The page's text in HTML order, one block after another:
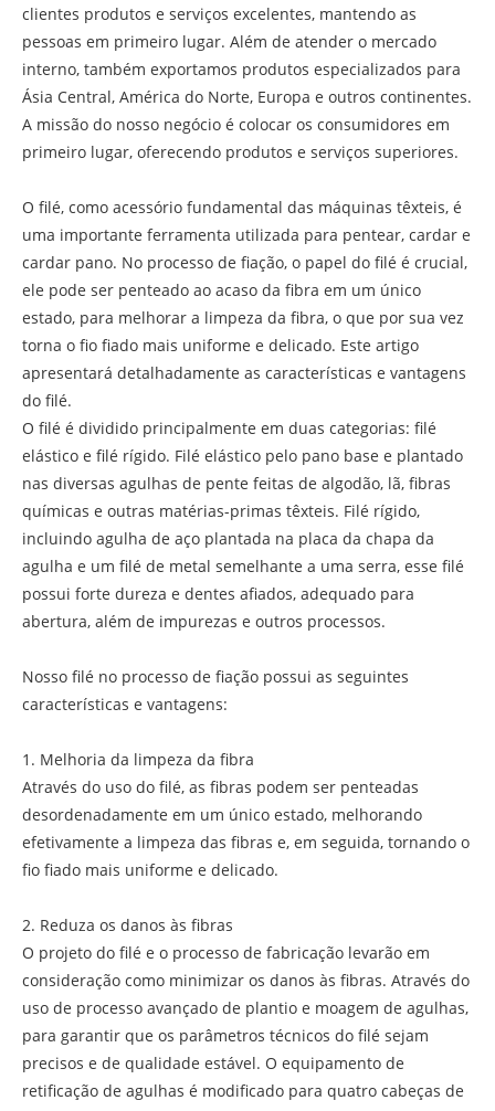
clientes produtos e serviços excelentes, mantendo as
pessoas em primeiro lugar. Além de atender o mercado
interno, também exportamos produtos especializados para
Ásia Central, América do Norte, Europa e outros continentes.
A missão do nosso negócio é colocar os consumidores em
primeiro lugar, oferecendo produtos e serviços superiores.
O filé, como acessório fundamental das máquinas têxteis, é
uma importante ferramenta utilizada para pentear, cardar e
cardar pano. No processo de fiação, o papel do filé é crucial,
ele pode ser penteado ao acaso da fibra em um único
estado, para melhorar a limpeza da fibra, o que por sua vez
torna o fio fiado mais uniforme e delicado. Este artigo
apresentará detalhadamente as características e vantagens
do filé.
O filé é dividido principalmente em duas categorias: filé
elástico e filé rígido. Filé elástico pelo pano base e plantado
nas diversas agulhas de pente feitas de algodão, lã, fibras
químicas e outras matérias-primas têxteis. Filé rígido,
incluindo agulha de aço plantada na placa da chapa da
agulha e um filé de metal semelhante a uma serra, esse filé
possui forte dureza e dentes afiados, adequado para
abertura, além de impurezas e outros processos.
Nosso filé no processo de fiação possui as seguintes
características e vantagens:
1. Melhoria da limpeza da fibra
Através do uso do filé, as fibras podem ser penteadas
desordenadamente em um único estado, melhorando
efetivamente a limpeza das fibras e, em seguida, tornando o
fio fiado mais uniforme e delicado.
2. Reduza os danos às fibras
O projeto do filé e o processo de fabricação levarão em
consideração como minimizar os danos às fibras. Através do
uso de processo avançado de plantio e moagem de agulhas,
para garantir que os parâmetros técnicos do filé sejam
precisos e de qualidade estável. O equipamento de
retificação de agulhas é modificado para quatro cabeças de